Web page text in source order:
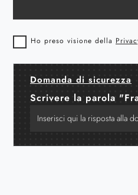
Ho preso visione della
Domanda di sicurezza
Scrivere la parola